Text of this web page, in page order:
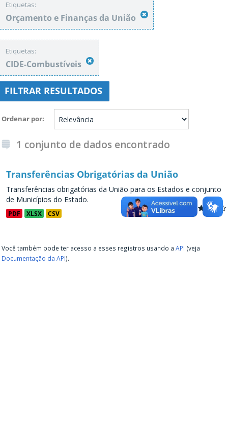
Etiquetas:
Orçamento e Finanças da União
Etiquetas:
CIDE-Combustíveis
FILTRAR RESULTADOS
Ordenar por
1 conjunto de dados encontrado
Transferências Obrigatórias da União
Transferências obrigatórias da União para os Estados e conjunto
de Municípios do Estado.
PDF XLSX CSV
Você também pode ter acesso a esses registros usando a API (veja
Documentação da API).